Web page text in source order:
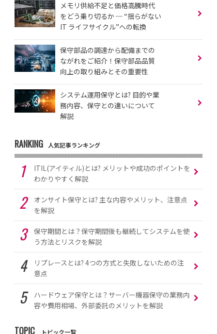
メモリ供給不足と価格高騰時代
をどう乗り切るか ─ “揺らがない
IT ライフサイクル”への転換
保守部品の調達から配備までの
ながれをご紹介！保守部品品質
向上の取り組みとその重要性
システム運用保守とは? 目的や業
務内容、保守との違いについて
解説
RANKING 人気記事ランキング
ITIL(アイティル)とは? メリットや成功のポイントを
わかりやすく解説
オンサイト保守とは? 主な内容やメリット、注意点
を解説
保守期間とは？保守期間後も継続してシステムを使
う方法とリスクを解説
リプレースとは? 4つの方式と失敗しないための注
意点
ハードウェア保守とは？サーバー機器保守の業務内
容や費用相場、外部委託のメリットを解説
TOPIC トピック一覧